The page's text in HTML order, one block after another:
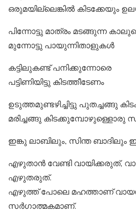
ഒരുമയില്ലെങ്കില്‍ കിടക്കേയും
പിന്നോട്ടു മാത്രം മടങ്ങുന്ന
മുന്നോട്ടു പായുന്നിതാളുകള്‍
കട്ടിലുകണ്ട് പനിക്കുന്നോരെ
പട്ടിണിയിട്ടു കിടത്തീടേണം
ഉടുത്തമുണ്ടഴിച്ചിട്ടു പുതച്ചങ്ങു
മരിച്ചങ്ങു കിടക്കുമ്പോഴുള്ളൊരു
ഇങ്കു ലാബിലും, സിന്ത ബാദിലും
എഴുതാന്‍ വേണ്ടി വായിക്കരുത്,
എഴുതരുത്.
എഴുത്ത് പോലെ മഹത്താണ്
സര്‍ഗാത്മകമാണ്.